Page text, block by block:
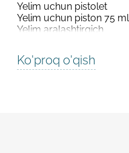
Yelim uchun pistolet
Yelim uchun piston 75 ml
Yelim aralashtirgich
Ko'proq o'qish